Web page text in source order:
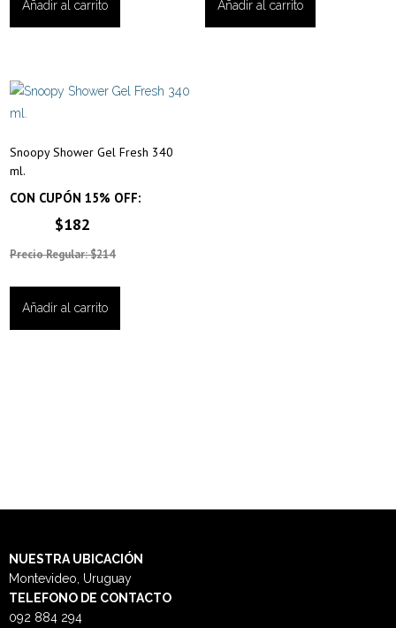
Añadir al carrito Añadir al carrito
Snoopy Shower Gel Fresh 340
ml.
CON CUPÓN 15% OFF:
$182
Precio Regular: $214
Añadir al carrito
NUESTRA UBICACIÓN
Montevideo, Uruguay
TELEFONO DE CONTACTO
092 884 294